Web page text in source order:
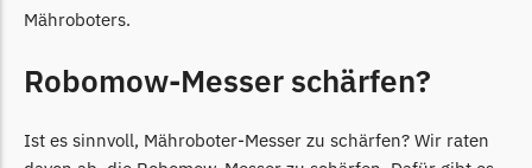
Mähroboters.
Robomow-Messer schärfen?
Ist es sinnvoll, Mähroboter-Messer zu schärfen? Wir raten